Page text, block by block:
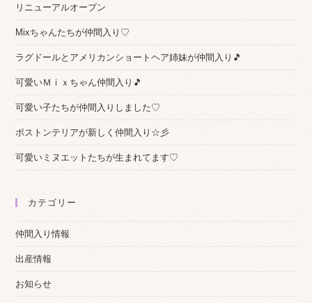
リニューアルオープン
Mixちゃんたちが仲間入り♡
ラグドールとアメリカンショートヘア姉妹が仲間入り🎵
可愛いＭｉｘちゃん仲間入り🎵
可愛い子たちが仲間入りしました♡
ボストンテリアが新しく仲間入り☆彡
可愛いミヌエットたちが生まれてます♡
カテゴリー
仲間入り情報
出産情報
お知らせ